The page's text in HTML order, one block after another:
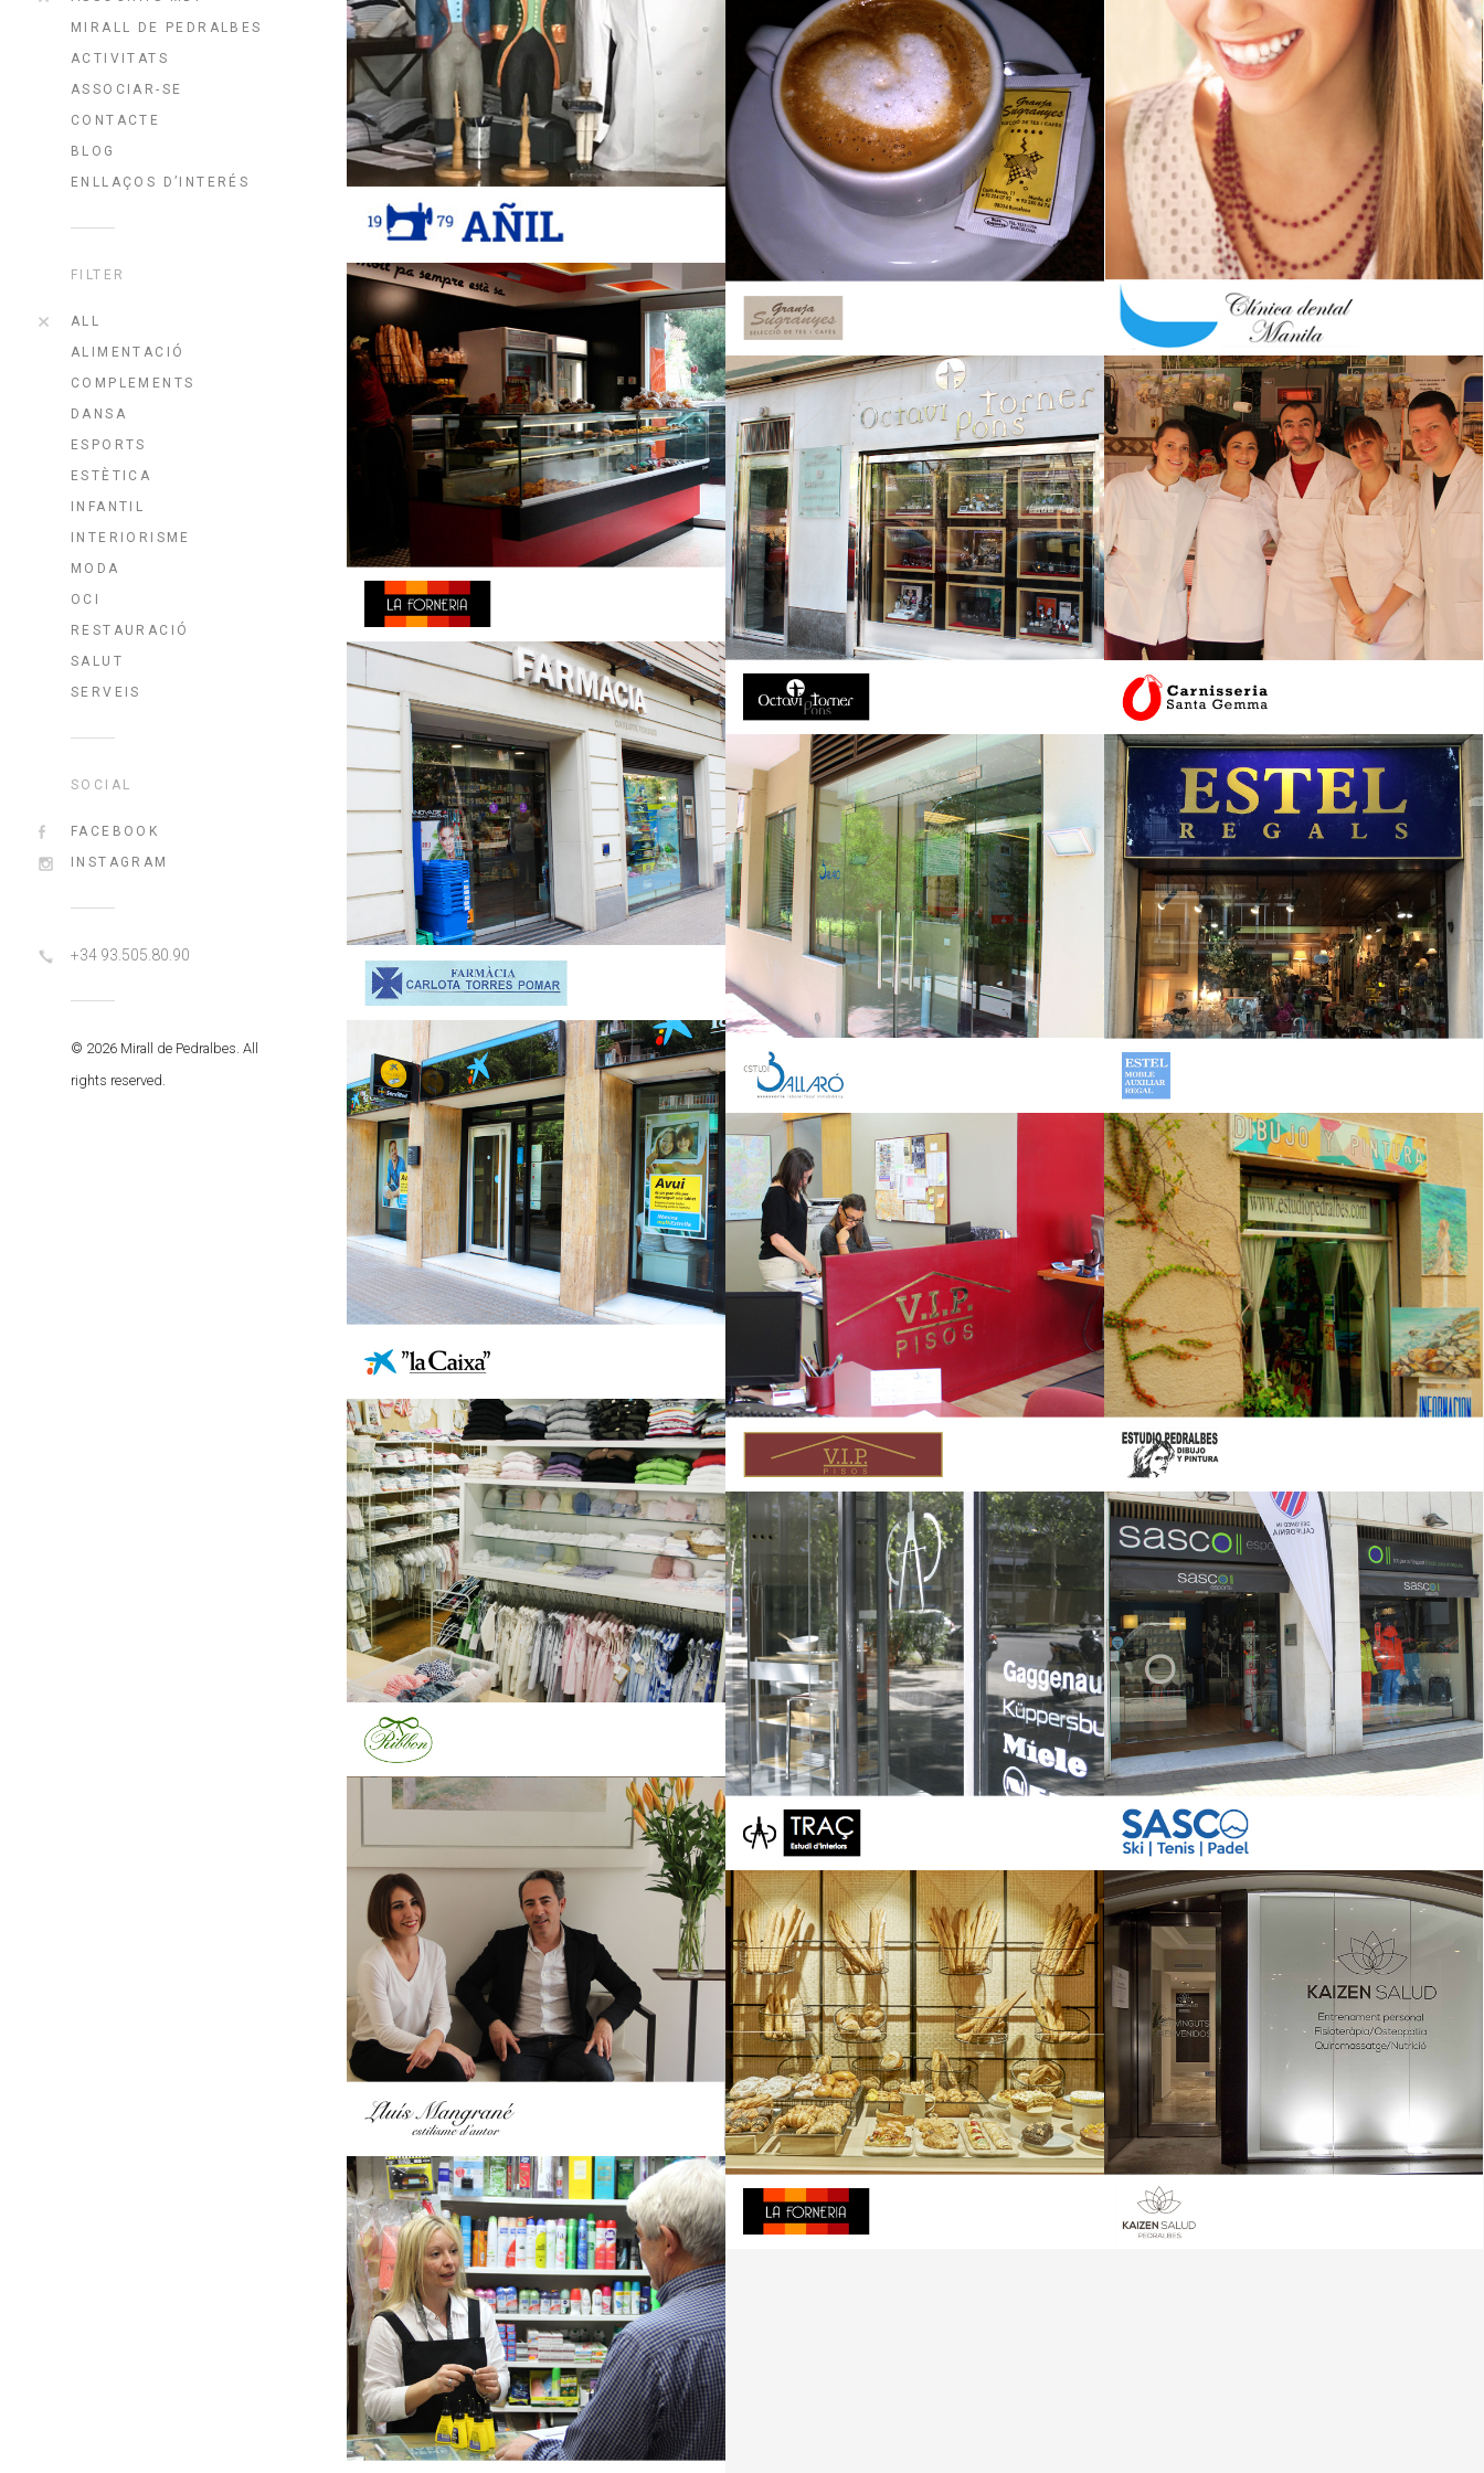
MIRALL DE PEDRALBES
ACTIVITATS
ASSOCIAR-SE
CONTACTE
BLOG
ENLLAÇOS D’INTERÉS
FILTER
ALL
ALIMENTACIÓ
COMPLEMENTS
DANSA
ESPORTS
ESTÈTICA
INFANTIL
INTERIORISME
MODA
OCI
RESTAURACIÓ
SALUT
SERVEIS
SOCIAL
FACEBOOK
INSTAGRAM
+34 93.505.80.90
© 2026 Mirall de Pedralbes. All
rights reserved.